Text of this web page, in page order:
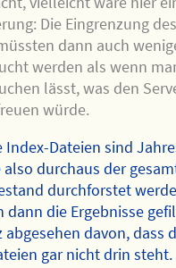
Die Eingrenzung
dann auch
werden als wenn
lässt, was den
würde.
Index-Dateien sind
also durchaus der
durchforstet
dann die Ergebnisse
abgesehen davon, dass
gar nicht drin steht.